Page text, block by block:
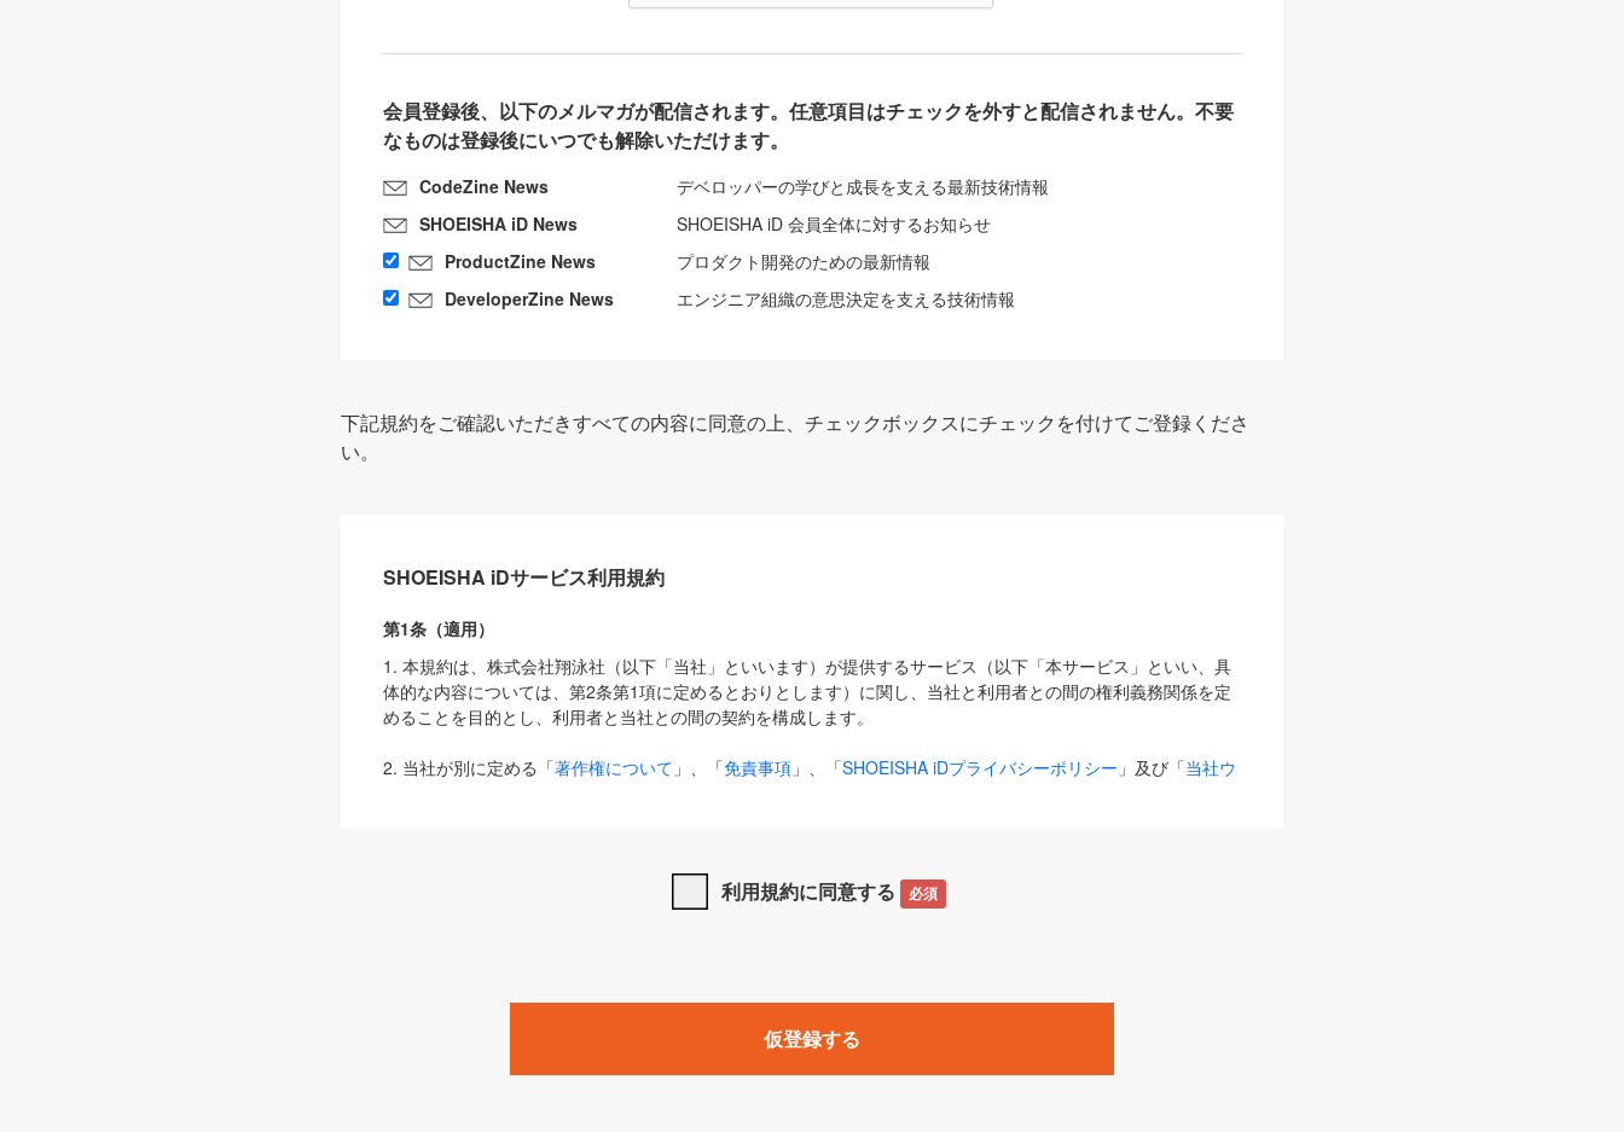
会員登録後、以下のメルマガが配信されます。任意項目はチェックを外すと配信されません。不要
なものは登録後にいつでも解除いただけます。
CodeZine News
デベロッパーの学びと成長を支える最新技術情報
SHOEISHA iD News
SHOEISHA iD 会員全体に対するお知らせ
ProductZine News
プロダクト開発のための最新情報
DeveloperZine News
エンジニア組織の意思決定を支える技術情報
下記規約をご確認いただきすべての内容に同意の上、チェックボックスにチェックを付けてご登録くださ
い。
SHOEISHA iDサービス利用規約
第1条（適用）
1. 本規約は、株式会社翔泳社（以下「当社」といいます）が提供するサービス（以下「本サービス」といい、具
体的な内容については、第2条第1項に定めるとおりとします）に関し、当社と利用者との間の権利義務関係を定
めることを目的とし、利用者と当社との間の契約を構成します。
2. 当社が別に定める「著作権について 」、「免責事項 」、「SHOEISHA iDプライバシーポリシー 」及び「当社ウ
は、本規約の規定が優先して適用されるものとします。
1. 「本サービス」とは、当社が提供する以下のサービス（名称や内容が変更された場合、変更後のサービスを含
みます）及びこれらサービスに関連して当社が実施するイベントやキャンペーンをいいます。
「SEBook」「SEShop」「CodeZine」「MarkeZine」「EnterpriseZine」「ECzine」「Biz/Zine」「HRzine」
利用規約に同意する 必須
仮登録する